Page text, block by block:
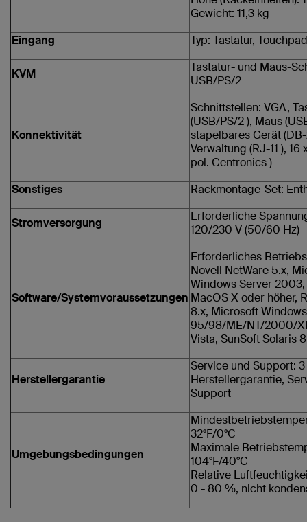
Gewicht: 11,3 kg
Eingang
Typ: Tastatur,
KVM
Tastatur- und Maus-
USB/PS/2
Konnektivität
Schnittstellen: VGA,
(USB/PS/2 ), Maus
stapelbares Gerät
Verwaltung (RJ-11 ), 16
pol. Centronics )
Sonstiges
Rackmontage-Set:
Stromversorgung
Erforderliche
120/230 V (50/60 Hz)
Software/Systemvoraussetzungen
Erforderliches
Novell NetWare 5.x,
Windows Server
MacOS X oder höher,
8.x, Microsoft Windows
95/98/ME/NT/2000/
Vista, SunSoft Solaris
Herstellergarantie
Service und Support:
Herstellergarantie,
Support
Umgebungsbedingungen
32°F/0°C
Maximale
104°F/40°C
Relative
0 - 80 %, nicht